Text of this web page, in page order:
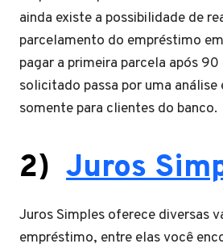
ainda existe a possibilidade de
parcelamento do empréstimo
pagar a primeira parcela após
solicitado passa por uma análise
somente para clientes do banco.
2) Juros
Juros Simples oferece diversas
empréstimo, entre elas você